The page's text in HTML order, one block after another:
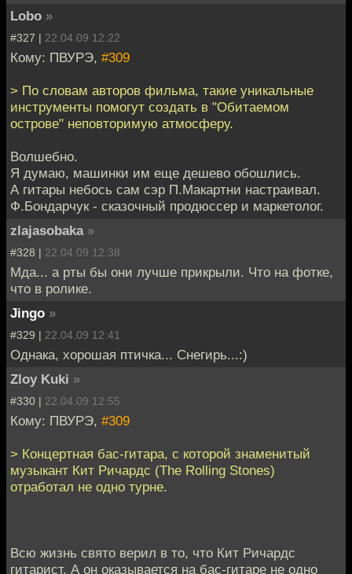
Lobo »
#327 | 22.04.09 12:22
Кому: ПВУРЭ, #309
> По словам авторов фильма, такие уникальные
инструменты помогут создать в "Обитаемом
острове" неповторимую атмосферу.
Волшебно.
Я думаю, машинки им еще дешево обошлись.
А гитары небось сам сэр П.Макартни настраивал.
Ф.Бондарчук - сказочный продюссер и маркетолог.
zlajasobaka »
#328 | 22.04.09 12:38
Мда... а рты бы они лучше прикрыли. Что на фотке,
что в ролике.
Jingo »
#329 | 22.04.09 12:41
Однака, хорошая птичка... Снегирь...:)
Zloy Kuki »
#330 | 22.04.09 12:55
Кому: ПВУРЭ, #309
> Концертная бас-гитара, с которой знаменитый
музыкант Кит Ричардс (The Rolling Stones)
отработал не одно турне.
Всю жизнь свято верил в то, что Кит Ричардс
гитарист. А он оказывается на бас-гитаре не одно